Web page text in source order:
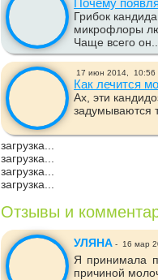
Почему
Грибок
микрофлоры
Чаще всего
17 июн 2014, 10:56
Как лечится
Ах, эти
задумываются
загрузка...
загрузка...
загрузка...
загрузка...
Отзывы и
УЛЯНА - 16 мар
Я принимала
причиной